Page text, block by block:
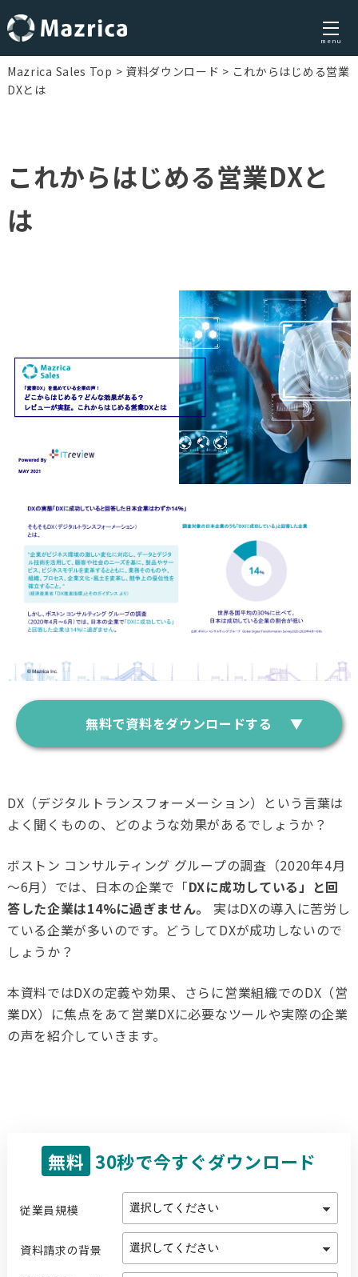
Skip
to
menu
Mazrica Sales Top 資料ダウンロード
これからはじめる営業
DXとは
これからはじめる営業DXと
は
無料で資料をダウンロードする
DX（デジタルトランスフォーメーション）という言葉は
よく聞くものの、どのような効果があるでしょうか？
ボストン コンサルティング グループの調査（2020年4月
～6月）では、日本の企業で「DXに成功している」と回
答した企業は14%に過ぎません。
実はDXの導入に苦労し
ている企業が多いのです。どうしてDXが成功しないので
しょうか？
本資料ではDXの定義や効果、さらに営業組織でのDX（営
業DX）に焦点をあて営業DXに必要なツールや実際の企業
の声を紹介していきます。
無料 30秒で今すぐダウンロード
従業員規模
資料請求の背景